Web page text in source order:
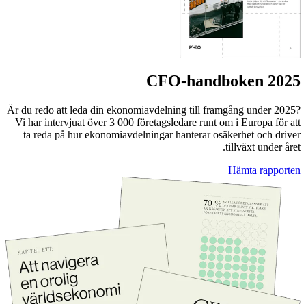
CFO-handboken 2025
Är du redo att leda din ekonomiavdelning till framgång under 2025?
Vi har intervjuat över 3 000 företagsledare runt om i Europa för att
ta reda på hur ekonomiavdelningar hanterar osäkerhet och driver
tillväxt under året.
Hämta rapporten